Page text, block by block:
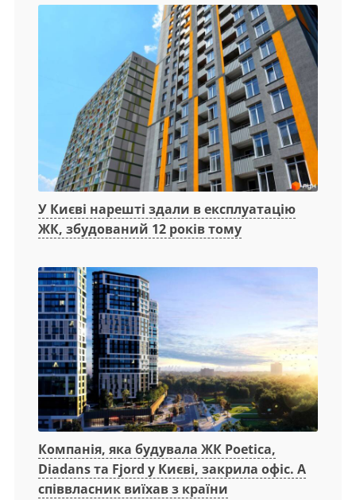
У Києві нарешті здали в експлуатацію
ЖК, збудований 12 років тому
Компанія, яка будувала ЖК Poetica,
Diadans та Fjord у Києві, закрила офіс. А
співвласник виїхав з країни